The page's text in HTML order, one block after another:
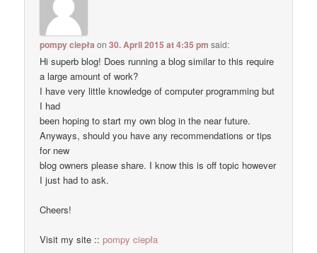
pompy ciepła on30. April 2015 at 4:35 pm said:
Hi superb blog! Does running a blog similar to this require
a large amount of work?
I have very little knowledge of computer programming but
I had
been hoping to start my own blog in the near future.
Anyways, should you have any recommendations or tips
for new
blog owners please share. I know this is off topic however
I just had to ask.
Cheers!
Visit my site ::pompy ciepła